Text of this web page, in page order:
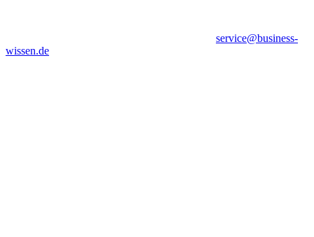
service@business-
wissen.de